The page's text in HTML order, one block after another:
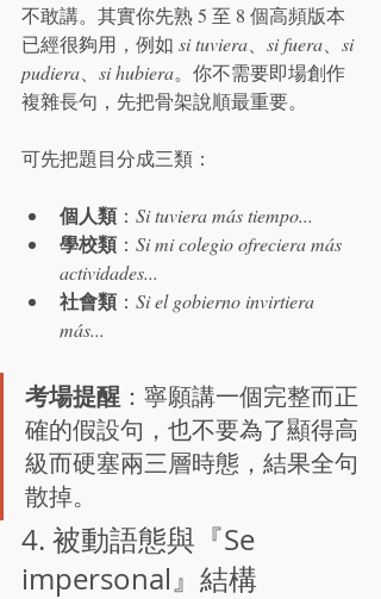
不敢講。其實你先熟 5 至 8 個高頻版本
已經很夠用，例如 si tuviera si fuera
si
pudiera
si hubiera。你不需要即場創作
複雜長句，先把骨架說順最重要。
可先把題目分成三類：
個人類 ： Si tuviera más tiempo...
學校類 ： Si mi colegio ofreciera más
actividades...
社會類 ： Si el gobierno invirtiera
más...
考場提醒 ：寧願講一個完整而正
確的假設句，也不要為了顯得高
級而硬塞兩三層時態，結果全句
散掉。
4. 被動語態與『Se
impersonal』結構